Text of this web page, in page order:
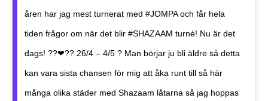
åren har jag mest turnerat med #JOMPA och får hela
tiden frågor om när det blir #SHAZAAM turné! Nu är det
dags! ??❤?? 26/4 – 4/5 ? Man börjar ju bli äldre så detta
kan vara sista chansen för mig att åka runt till så här
många olika städer med Shazaam låtarna så jag hoppas